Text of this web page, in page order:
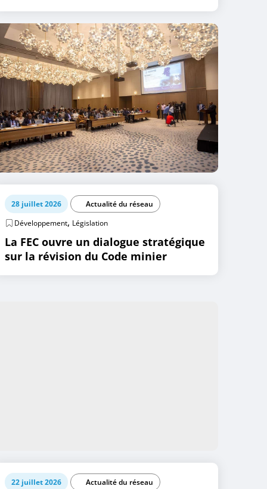
28 juillet 2026
Actualité du réseau
Développement, Législation
La FEC ouvre un dialogue stratégique
sur la révision du Code minier
22 juillet 2026 Actualité du réseau